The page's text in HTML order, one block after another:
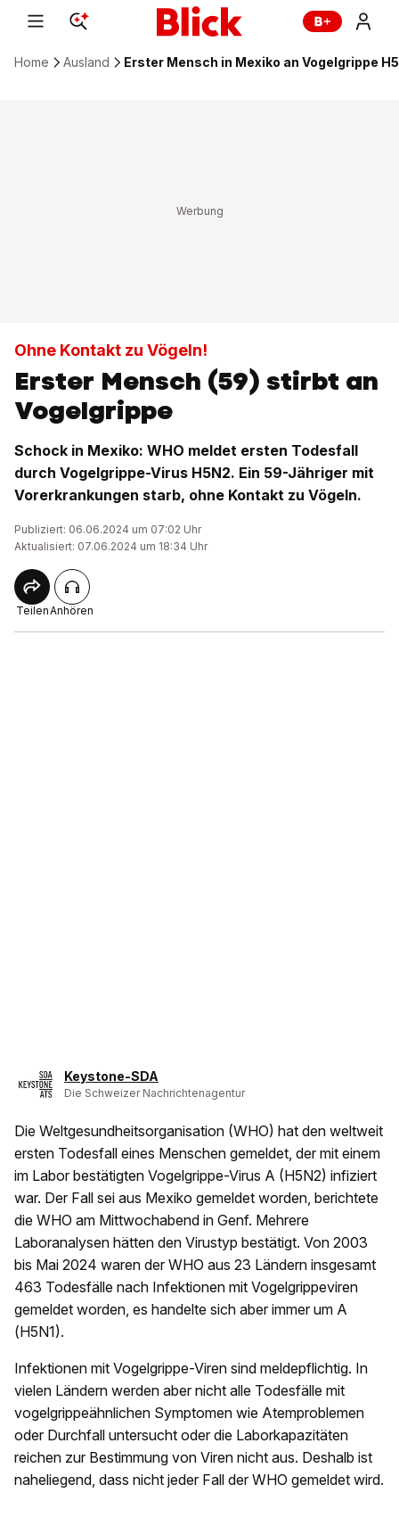
Home Ausland Erster Mensch in Mexiko an Vogelgrippe
Ohne Kontakt zu Vögeln!
Erster Mensch (59) stirbt an
Vogelgrippe
Schock in Mexiko: WHO meldet ersten Todesfall
durch Vogelgrippe-Virus H5N2. Ein 59-Jähriger mit
Vorerkrankungen starb, ohne Kontakt zu Vögeln.
Publiziert: 06.06.2024 um 07:02 Uhr
Aktualisiert: 07.06.2024 um 18:34 Uhr
TeilenAnhören
Keystone-SDA
Die Schweizer Nachrichtenagentur
Die Weltgesundheitsorganisation (WHO) hat den weltweit
ersten Todesfall eines Menschen gemeldet, der mit einem
im Labor bestätigten Vogelgrippe-Virus A (H5N2) infiziert
war. Der Fall sei aus Mexiko gemeldet worden, berichtete
die WHO am Mittwochabend in Genf. Mehrere
Laboranalysen hätten den Virustyp bestätigt. Von 2003
bis Mai 2024 waren der WHO aus 23 Ländern insgesamt
463 Todesfälle nach Infektionen mit Vogelgrippeviren
gemeldet worden, es handelte sich aber immer um A
(H5N1).
Infektionen mit Vogelgrippe-Viren sind meldepflichtig. In
vielen Ländern werden aber nicht alle Todesfälle mit
vogelgrippeähnlichen Symptomen wie Atemproblemen
oder Durchfall untersucht oder die Laborkapazitäten
reichen zur Bestimmung von Viren nicht aus. Deshalb ist
naheliegend, dass nicht jeder Fall der WHO gemeldet wird.